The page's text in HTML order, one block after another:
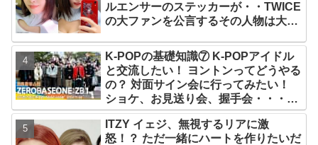
ルエンサーのステッカーが・・TWICE
の大ファンを公言するその人物は大よ
と話題沸騰
K-POPの基礎知識⑦ K-POPアイドル
と交流したい！ ヨントンってどうやる
の？ 対面サイン会に行ってみたい！
ショケ、お見送り会、握手会・・・リ
リースイベントあれこれを紹介
ITZY イェジ、無視するリアに激
怒！？ ただ一緒にハートを作りたいだ